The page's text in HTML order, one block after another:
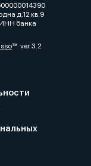
д.12 кв.9
банка
ver. 3.2